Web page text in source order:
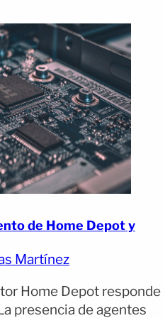
de Home Depot y
Martínez
Home Depot responde
presencia de agentes